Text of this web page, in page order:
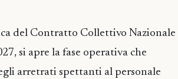
del Contratto Collettivo Nazionale
si apre la fase operativa che
arretrati spettanti al personale